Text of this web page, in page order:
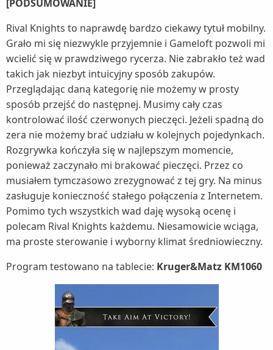
[PODSUMOWANIE]
Rival Knights to naprawdę bardzo ciekawy tytuł mobilny.
Grało mi się niezwykle przyjemnie i Gameloft pozwoli mi
wcielić się w prawdziwego rycerza. Nie zabrakło też wad
takich jak niezbyt intuicyjny sposób zakupów.
Przeglądając daną kategorię nie możemy w prosty
sposób przejść do następnej. Musimy cały czas
kontrolować ilość czerwonych pieczęci. Jeżeli spadną do
zera nie możemy brać udziału w kolejnych pojedynkach.
Rozgrywka kończyła się w najlepszym momencie,
ponieważ zaczynało mi brakować pieczęci. Przez co
musiałem tymczasowo zrezygnować z tej gry. Na minus
zasługuje konieczność stałego połączenia z Internetem.
Pomimo tych wszystkich wad daję wysoką ocenę i
polecam Rival Knights każdemu. Niesamowicie wciąga,
ma proste sterowanie i wyborny klimat średniowieczny.
Program testowano na tablecie: Kruger&Matz KM1060